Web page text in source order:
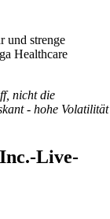
und strenge
Healthcare
nicht die
- hohe Volatilität
Live-